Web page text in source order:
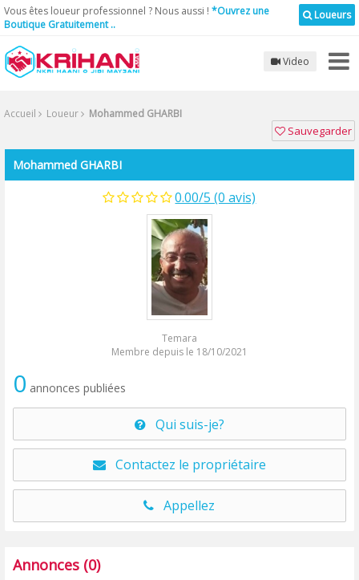
Loueurs
Vous êtes loueur professionnel ? Nous aussi ! *Ouvrez une
Boutique Gratuitement ..
Video
Accueil Loueur Mohammed GHARBI
Sauvegarder
Mohammed GHARBI
0.00/5 (0 avis)
Temara
Membre depuis le 18/10/2021
0 annonces publiées
Qui suis-je?
Contactez le propriétaire
Appellez
Annonces (0)